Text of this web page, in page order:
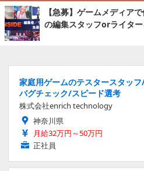
【急募】ゲームメディア
の編集スタッフorライタ
家庭用ゲームのテスタースタッ
バグチェック/スピード選考
株式会社enrich technology
神奈川県
月給32万円～50万円
正社員